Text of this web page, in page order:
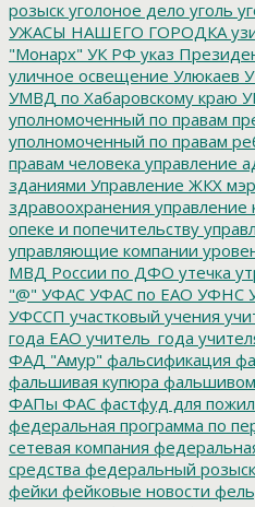
розыск уголоное дело уголь
УЖАСЫ НАШЕГО ГОРОДКА
"Монарх" УК РФ указ
уличное освещение Улюкаев
УМВД по Хабаровскому краю
уполномоченный по правам
уполномоченный по правам
правам человека управление
зданиями Управление ЖКХ
здравоохранения управление
опеке и попечительству
управляющие компании
МВД России по ДФО утечка
"@" УФАС УФАС по ЕАО УФНС
УФССП участковый учения
года ЕАО учитель_года
ФАД "Амур" фальсификация
фальшивая купюра
ФАПы ФАС фастфуд для
федеральная программа по
сетевая компания
средства федеральный розыск
фейки фейковые новости